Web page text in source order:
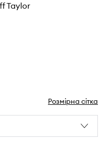
Taylor
Розмірна сітка